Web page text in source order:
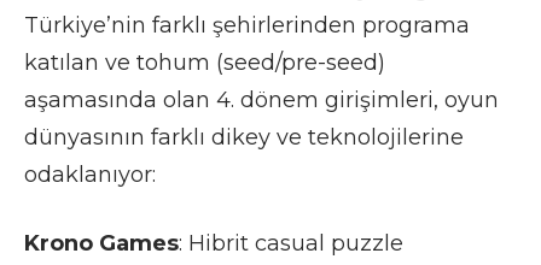
Türkiye’nin farklı şehirlerinden programa
katılan ve tohum (seed/pre-seed)
aşamasında olan 4. dönem girişimleri, oyun
dünyasının farklı dikey ve teknolojilerine
odaklanıyor:
Krono Games: Hibrit casual puzzle